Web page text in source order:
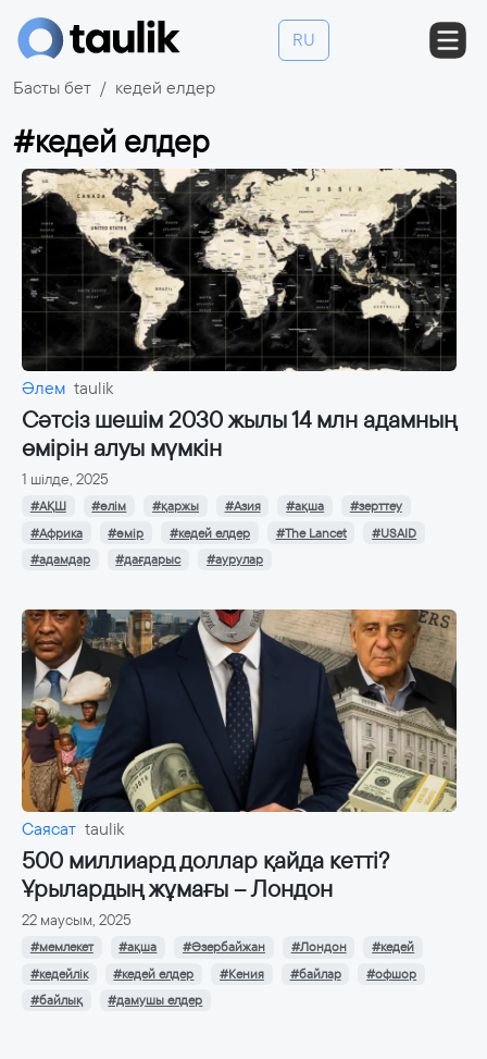
RU
Басты бет кедей елдер
#кедей елдер
Әлем taulik
Сәтсіз шешім 2030 жылы 14 млн адамның
өмірін алуы мүмкін
1 шілде, 2025
#АҚШ #өлім #қаржы #Азия #ақша
#зерттеу
#Африка
#өмір #кедей елдер #The Lancet
#USAID
#адамдар
#дағдарыс #аурулар
Саясат taulik
500 миллиард доллар қайда кетті?
Ұрылардың жұмағы – Лондон
22 маусым, 2025
#мемлекет #ақша #Әзербайжан #Лондон
#кедей
#кедейлік
#кедей елдер #Кения #байлар
#офшор
#байлық
#дамушы елдер